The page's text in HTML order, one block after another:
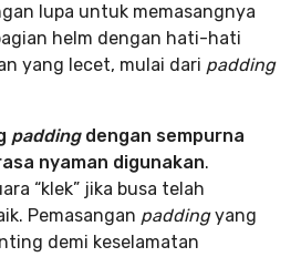
lupa untuk memasangnya
helm dengan hati-hati
yang lecet, mulai dari padding
paddingdengan sempurna
nyaman digunakan.
“klek” jika busa telah
Pemasangan paddingyang
demi keselamatan